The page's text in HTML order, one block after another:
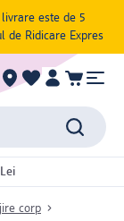
este de 5
de Ridicare Expres
corp